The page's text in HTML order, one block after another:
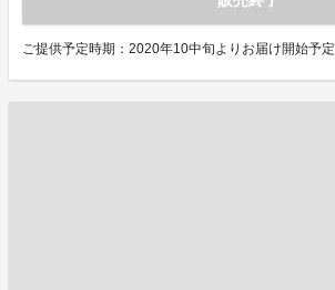
ご提供予定時期：2020年10中旬よりお届け開始予定